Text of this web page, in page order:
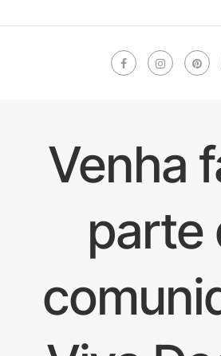
Venha
parte